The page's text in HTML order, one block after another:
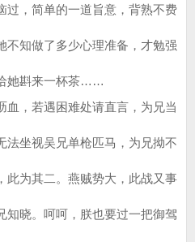
，简单的一道旨意，背熟不费
不知做了多少心理准备，才勉强
她斟来一杯茶……
，若遇困难处请直言，为兄当
法坐视吴兄单枪匹马，为兄拗不
此为其二。燕贼势大，此战又事
知晓。呵呵，朕也要过一把御驾